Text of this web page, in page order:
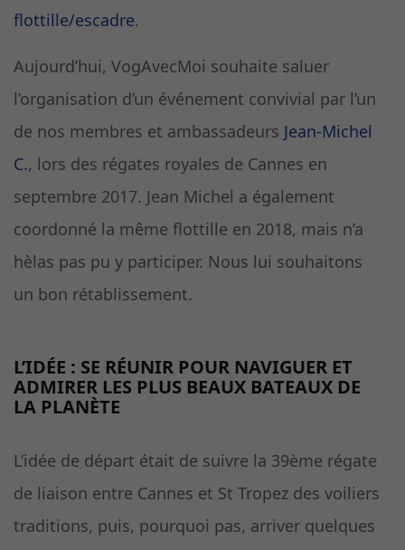
flottille/escadre.
Aujourd’hui, VogAvecMoi souhaite saluer
l’organisation d’un événement convivial par l’un
de nos membres et ambassadeurs Jean-Michel
C., lors des régates royales de Cannes en
septembre 2017. Jean Michel a également
coordonné la même flottille en 2018, mais n’a
hèlas pas pu y participer. Nous lui souhaitons
un bon rétablissement.
L’IDÉE : SE RÉUNIR POUR NAVIGUER ET
ADMIRER LES PLUS BEAUX BATEAUX DE
LA PLANÈTE
L’idée de départ était de suivre la 39ème régate
de liaison entre Cannes et St Tropez des voiliers
traditions, puis, pourquoi pas, arriver quelques